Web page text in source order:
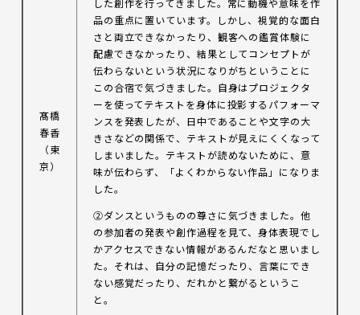
髙橋
春香
（東
京）
品の重点に置いています。しかし、視覚的な面白
さと両立できなかったり、観客への鑑賞体験に
配慮できなかったり、結果としてコンセプトが
伝わらないという状況になりがちということに
この合宿で気づきました。自身はプロジェクタ
ーを使ってテキストを身体に投影するパフォーマ
ンスを発表したが、日中であることや文字の大
きさなどの関係で、テキストが見えにくくなって
しまいました。テキストが読めないために、意
味が伝わらず、「よくわからない作品」になりま
した。
②ダンスというものの尊さに気づきました。他
の参加者の発表や創作過程を見て、身体表現でし
かアクセスできない情報があるんだなと思いまし
た。それは、自分の記憶だったり、言葉にでき
ない感覚だったり、だれかと繋がるというこ
と。